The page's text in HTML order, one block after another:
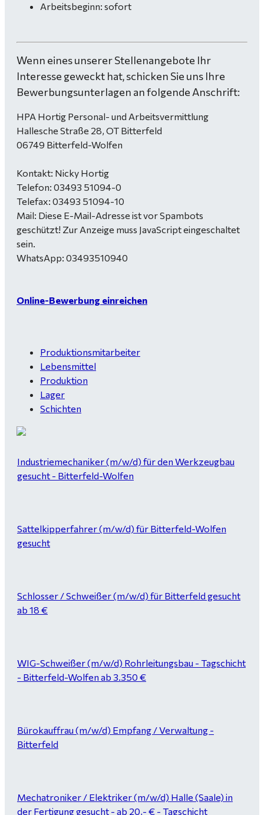
Arbeitsbeginn: sofort
Wenn eines unserer Stellenangebote Ihr
Interesse geweckt hat, schicken Sie uns Ihre
Bewerbungsunterlagen an folgende Anschrift:
HPA Hortig Personal- und Arbeitsvermittlung
Hallesche Straße 28, OT Bitterfeld
06749 Bitterfeld-Wolfen
Kontakt: Nicky Hortig
Telefon: 03493 51094-0
Telefax: 03493 51094-10
Mail: Diese E-Mail-Adresse ist vor Spambots
geschützt! Zur Anzeige muss JavaScript eingeschaltet
sein.
WhatsApp: 03493510940
Online-Bewerbung einreichen
Produktionsmitarbeiter
Lebensmittel
Produktion
Lager
Schichten
Industriemechaniker (m/w/d) für den Werkzeugbau
gesucht - Bitterfeld-Wolfen
Sattelkipperfahrer (m/w/d) für Bitterfeld-Wolfen
gesucht
Schlosser / Schweißer (m/w/d) für Bitterfeld gesucht
ab 18 €
WIG-Schweißer (m/w/d) Rohrleitungsbau - Tagschicht
- Bitterfeld-Wolfen ab 3.350 €
Bürokauffrau (m/w/d) Empfang / Verwaltung -
Bitterfeld
Mechatroniker / Elektriker (m/w/d) Halle (Saale) in
der Fertigung gesucht - ab 20,- € - Tagschicht